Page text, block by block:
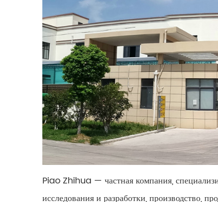
Piao Zhihua — частная компания,
исследования и разработки, производство,